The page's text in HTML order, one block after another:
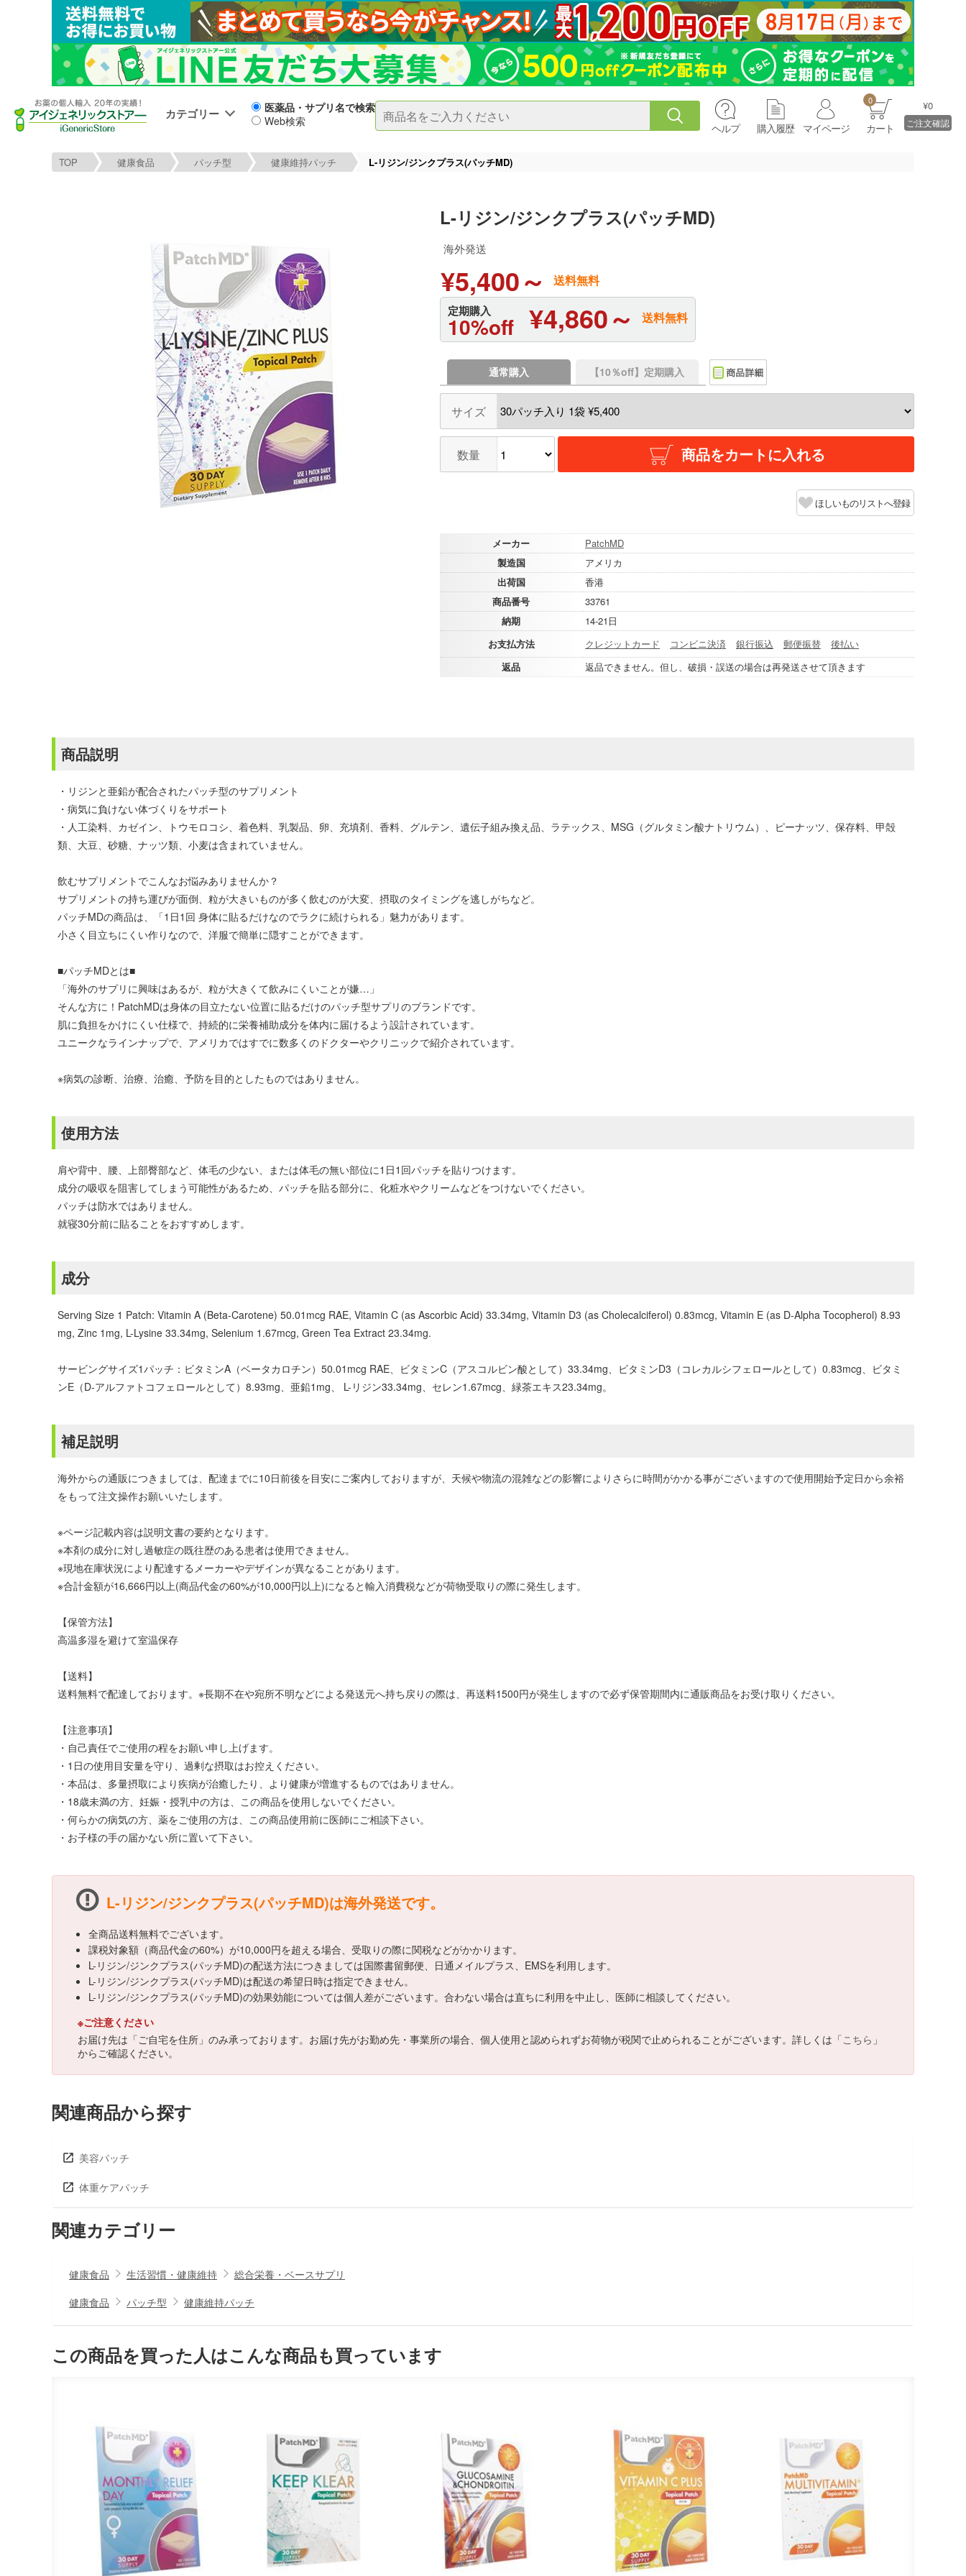
カテゴリー
医薬品・サプリ名で検索
Web検索
ヘルプ 購入履歴 マイページ
0
カート
¥0
ご注文確認
TOP 健康食品 パッチ型 健康維持パッチ L-リジン/ジンクプラス(パッチMD)
L-リジン/ジンクプラス(パッチMD)
海外発送
¥5,400～ 送料無料
定期購入
10%off ¥4,860～ 送料無料
通常購入 【10％off】定期購入
サイズ
数量 商品をカートに入れる
ほしいものリストへ登録
メーカー
PatchMD
製造国
アメリカ
出荷国
香港
商品番号
33761
納期
14-21日
お支払方法
クレジットカード コンビニ決済 銀行振込 郵便振替
後払い
返品
返品できません。但し、破損・誤送の場合は再発送させて頂きます
商品説明
・リジンと亜鉛が配合されたパッチ型のサプリメント
・病気に負けない体づくりをサポート
・人工染料、カゼイン、トウモロコシ、着色料、乳製品、卵、充填剤、香料、グルテン、遺伝子組み換え品、ラテックス、MSG（グルタミン酸ナトリウム）、ピーナッツ、保存料、甲殻
類、大豆、砂糖、ナッツ類、小麦は含まれていません。
飲むサプリメントでこんなお悩みありませんか？
サプリメントの持ち運びが面倒、粒が大きいものが多く飲むのが大変、摂取のタイミングを逃しがちなど。
パッチMDの商品は、「1日1回 身体に貼るだけなのでラクに続けられる」魅力があります。
小さく目立ちにくい作りなので、洋服で簡単に隠すことができます。
■パッチMDとは■
「海外のサプリに興味はあるが、粒が大きくて飲みにくいことが嫌…」
そんな方に！PatchMDは身体の目立たない位置に貼るだけのパッチ型サプリのブランドです。
肌に負担をかけにくい仕様で、持続的に栄養補助成分を体内に届けるよう設計されています。
ユニークなラインナップで、アメリカではすでに数多くのドクターやクリニックで紹介されています。
※病気の診断、治療、治癒、予防を目的としたものではありません。
使用方法
肩や背中、腰、上部臀部など、体毛の少ない、または体毛の無い部位に1日1回パッチを貼りつけます。
成分の吸収を阻害してしまう可能性があるため、パッチを貼る部分に、化粧水やクリームなどをつけないでください。
パッチは防水ではありません。
就寝30分前に貼ることをおすすめします。
成分
Serving Size 1 Patch: Vitamin A (Beta-Carotene) 50.01mcg RAE, Vitamin C (as Ascorbic Acid) 33.34mg, Vitamin D3 (as Cholecalciferol) 0.83mcg, Vitamin E (as D-Alpha Tocopherol) 8.93
mg, Zinc 1mg, L-Lysine 33.34mg, Selenium 1.67mcg, Green Tea Extract 23.34mg.
サービングサイズ1パッチ：ビタミンA（ベータカロチン）50.01mcg RAE、ビタミンC（アスコルビン酸として）33.34mg、ビタミンD3（コレカルシフェロールとして）0.83mcg、ビタミ
ンE（D-アルファトコフェロールとして）8.93mg、亜鉛1mg、 L-リジン33.34mg、セレン1.67mcg、緑茶エキス23.34mg。
補足説明
海外からの通販につきましては、配達までに10日前後を目安にご案内しておりますが、天候や物流の混雑などの影響によりさらに時間がかかる事がございますので使用開始予定日から余裕
をもって注文操作お願いいたします。
※ページ記載内容は説明文書の要約となります。
※本剤の成分に対し過敏症の既往歴のある患者は使用できません。
※現地在庫状況により配達するメーカーやデザインが異なることがあります。
※合計金額が16,666円以上(商品代金の60%が10,000円以上)になると輸入消費税などが荷物受取りの際に発生します。
【保管方法】
高温多湿を避けて室温保存
【送料】
送料無料で配達しております。※長期不在や宛所不明などによる発送元へ持ち戻りの際は、再送料1500円が発生しますので必ず保管期間内に通販商品をお受け取りください。
【注意事項】
・自己責任でご使用の程をお願い申し上げます。
・1日の使用目安量を守り、過剰な摂取はお控えください。
・本品は、多量摂取により疾病が治癒したり、より健康が増進するものではありません。
・18歳未満の方、妊娠・授乳中の方は、この商品を使用しないでください。
・何らかの病気の方、薬をご使用の方は、この商品使用前に医師にご相談下さい。
・お子様の手の届かない所に置いて下さい。
L-リジン/ジンクプラス(パッチMD)は海外発送です。
全商品送料無料でございます。
課税対象額（商品代金の60%）が10,000円を超える場合、受取りの際に関税などがかかります。
L-リジン/ジンクプラス(パッチMD)の配送方法につきましては国際書留郵便、日通メイルプラス、EMSを利用します。
L-リジン/ジンクプラス(パッチMD)は配送の希望日時は指定できません。
L-リジン/ジンクプラス(パッチMD)の効果効能については個人差がございます。合わない場合は直ちに利用を中止し、医師に相談してください。
※ご注意ください
お届け先は「ご自宅を住所」のみ承っております。お届け先がお勤め先・事業所の場合、個人使用と認められずお荷物が税関で止められることがございます。詳しくは「こちら 」
からご確認ください。
関連商品から探す
美容パッチ
体重ケアパッチ
関連カテゴリー
健康食品 生活習慣・健康維持
総合栄養・ベースサプリ
健康食品
パッチ型 健康維持パッチ
この商品を買った人はこんな商品も買っています